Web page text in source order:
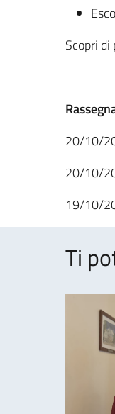
Scopri
20/10/
20/10/
19/10/
Ti